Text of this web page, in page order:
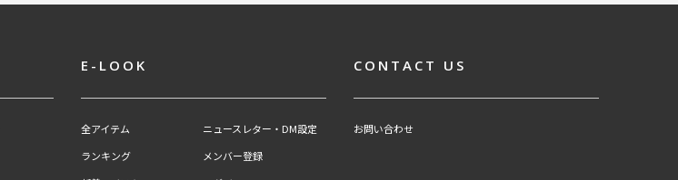
E-LOOK
全アイテム
ランキング
ニュースレター・DM設定
メンバー登録
CONTACT US
お問い合わせ